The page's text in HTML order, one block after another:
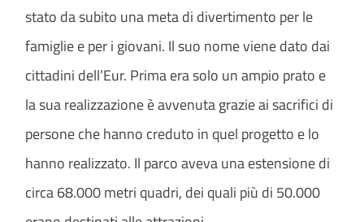
stato da subito una meta di divertimento per le
famiglie e per i giovani. Il suo nome viene dato dai
cittadini dell’Eur. Prima era solo un ampio prato e
la sua realizzazione è avvenuta grazie ai sacrifici di
persone che hanno creduto in quel progetto e lo
hanno realizzato. Il parco aveva una estensione di
circa 68.000 metri quadri, dei quali più di 50.000